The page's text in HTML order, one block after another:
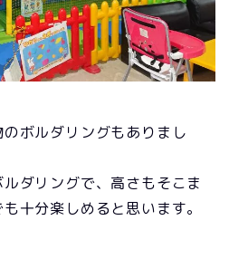
ボルダリングもありまし
ダリングで、高さもそこま
十分楽しめると思います。